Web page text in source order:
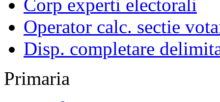
Corp experti electorali
Operator calc. sectie
Disp. completare
Primaria